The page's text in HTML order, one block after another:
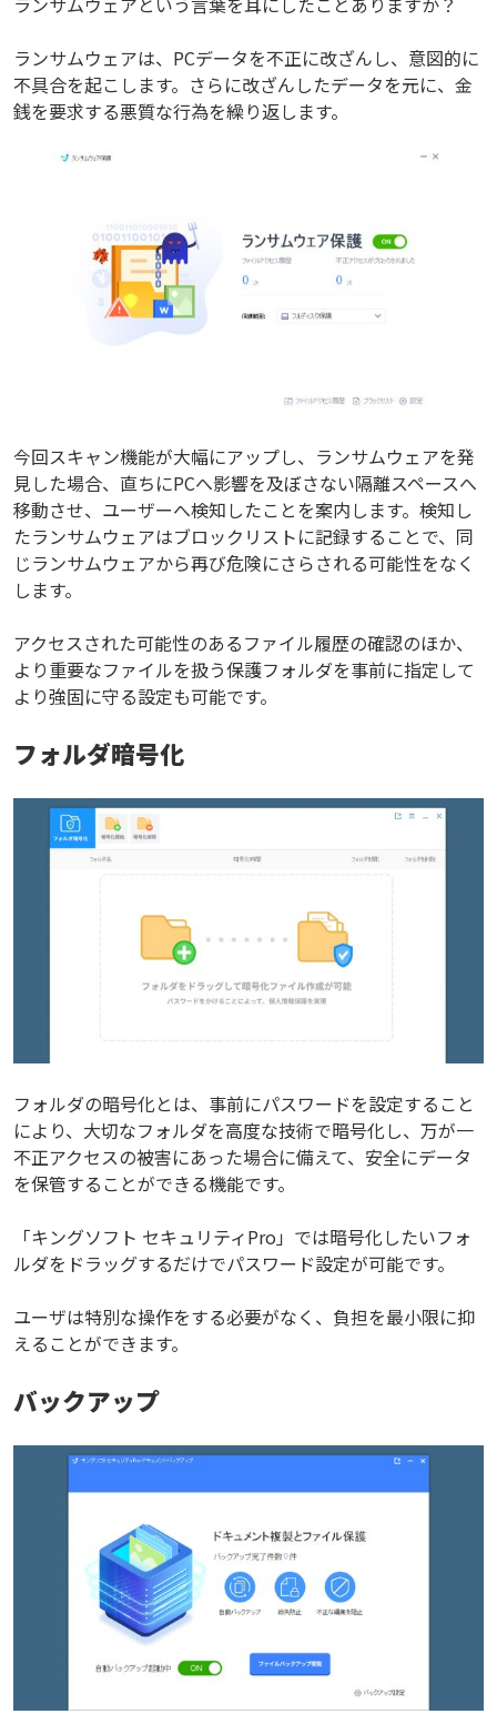
ランサムウェアは、PCデータを不正に改ざんし、意図的に
不具合を起こします。さらに改ざんしたデータを元に、金
銭を要求する悪質な行為を繰り返します。
今回スキャン機能が大幅にアップし、ランサムウェアを発
見した場合、直ちにPCへ影響を及ぼさない隔離スペースへ
移動させ、ユーザーへ検知したことを案内します。検知し
たランサムウェアはブロックリストに記録することで、同
じランサムウェアから再び危険にさらされる可能性をなく
します。
アクセスされた可能性のあるファイル履歴の確認のほか、
より重要なファイルを扱う保護フォルダを事前に指定して
より強固に守る設定も可能です。
フォルダ暗号化
フォルダの暗号化とは、事前にパスワードを設定すること
により、大切なフォルダを高度な技術で暗号化し、万が一
不正アクセスの被害にあった場合に備えて、安全にデータ
を保管することができる機能です。
「キングソフト セキュリティPro」では暗号化したいフォ
ルダをドラッグするだけでパスワード設定が可能です。
ユーザは特別な操作をする必要がなく、負担を最小限に抑
えることができます。
バックアップ